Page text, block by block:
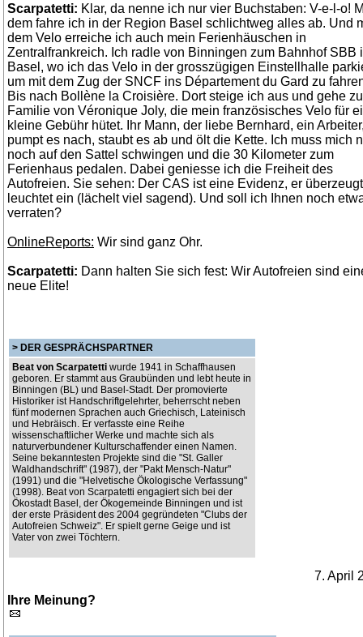
Scarpatetti: Klar, da nenne ich nur vier Buchstaben: V-e-l-o!
dem fahre ich in der Region Basel schlichtweg alles ab. Und
dem Velo erreiche ich auch mein Ferienhäuschen in
Zentralfrankreich. Ich radle von Binningen zum Bahnhof SBB
Basel, wo ich das Velo in der grosszügigen Einstellhalle
um mit dem Zug der SNCF ins Département du Gard zu
Bis nach Bollène la Croisière. Dort steige ich aus und gehe
Familie von Véronique Joly, die mein französisches Velo für
kleine Gebühr hütet. Ihr Mann, der liebe Bernhard, ein
pumpt es nach, staubt es ab und ölt die Kette. Ich muss mich
noch auf den Sattel schwingen und die 30 Kilometer zum
Ferienhaus pedalen. Dabei geniesse ich die Freiheit des
Autofreien. Sie sehen: Der CAS ist eine Evidenz, er
leuchtet ein (lächelt viel sagend). Und soll ich Ihnen noch
verraten?
OnlineReports: Wir sind ganz Ohr.
Scarpatetti: Dann halten Sie sich fest: Wir Autofreien sind
neue Elite!
> DER GESPRÄCHSPARTNER
Beat von Scarpatetti wurde 1941 in Schaffhausen
geboren. Er stammt aus Graubünden und lebt heute in
Binningen (BL) und Basel-Stadt. Der promovierte
Historiker ist Handschriftgelehrter, beherrscht neben
fünf modernen Sprachen auch Griechisch, Lateinisch
und Hebräisch. Er verfasste eine Reihe
wissenschaftlicher Werke und machte sich als
naturverbundener Kulturschaffender einen Namen.
Seine bekanntesten Projekte sind die "St. Galler
Waldhandschrift" (1987), der "Pakt Mensch-Natur"
(1991) und die "Helvetische Ökologische Verfassung"
(1998). Beat von Scarpatetti engagiert sich bei der
Ökostadt Basel, der Ökogemeinde Binningen und ist
der erste Präsident des 2004 gegründeten "Clubs der
Autofreien Schweiz". Er spielt gerne Geige und ist
Vater von zwei Töchtern.
7. April
Ihre Meinung?